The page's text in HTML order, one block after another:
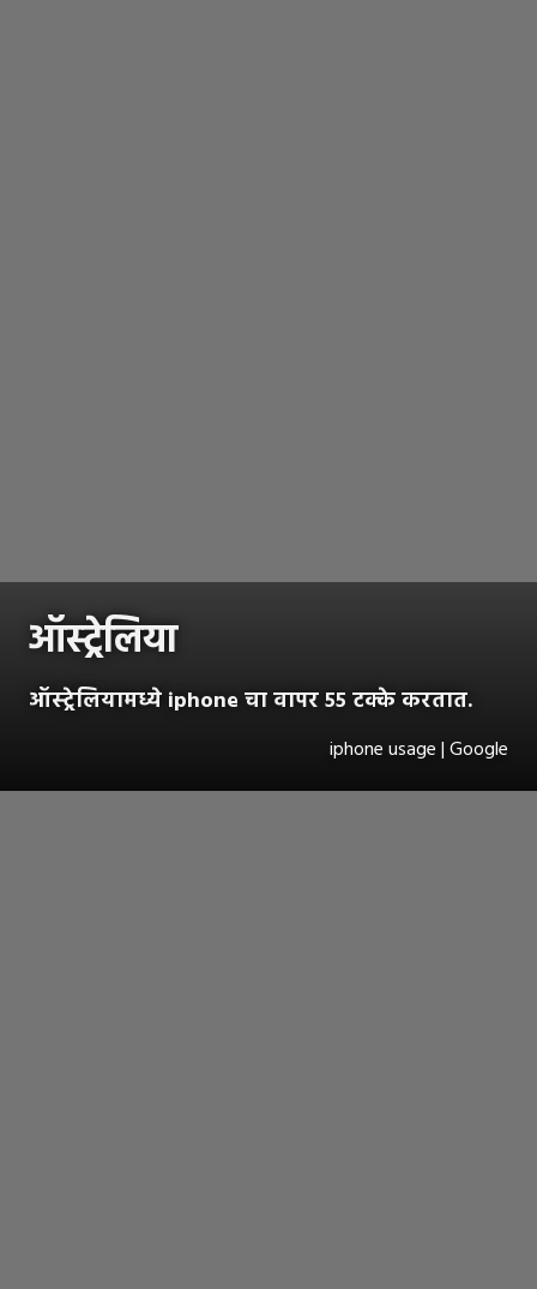
ऑस्ट्रेलिया
ऑस्ट्रेलियामध्ये iphone चा वापर ५५ टक्के करतात.
iphone usage | Google